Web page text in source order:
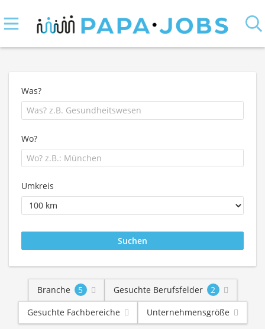
Was?
Wo?
Umkreis
Branche 5 Gesuchte Berufsfelder
2
Gesuchte Fachbereiche
Unternehmensgröße